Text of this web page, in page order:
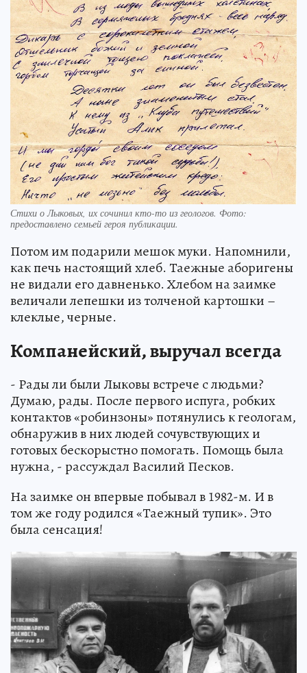
Стихи о Лыковых, их сочинил кто-то из геологов. Фото:
предоставлено семьей героя публикации.
Потом им подарили мешок муки. Напомнили,
как печь настоящий хлеб. Таежные аборигены
не видали его давненько. Хлебом на заимке
величали лепешки из толченой картошки –
клеклые, черные.
Компанейский, выручал всегда
- Рады ли были Лыковы встрече с людьми?
Думаю, рады. После первого испуга, робких
контактов «робинзоны» потянулись к геологам,
обнаружив в них людей сочувствующих и
готовых бескорыстно помогать. Помощь была
нужна, - рассуждал Василий Песков.
На заимке он впервые побывал в 1982-м. И в
том же году родился «Таежный тупик». Это
была сенсация!